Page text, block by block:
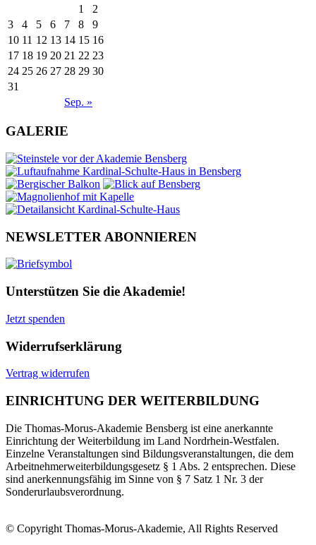
Sep. »
1
2
3
4 5 6 7 8
9
10 11 12 13 14 15 16
17 18 19 20 21 22 23
24 25 26 27 28 29 30
31
GALERIE
NEWSLETTER ABONNIEREN
Unterstützen Sie die Akademie!
Jetzt spenden
Widerrufserklärung
Vertrag widerrufen
EINRICHTUNG DER WEITERBILDUNG
Die Thomas-Morus-Akademie Bensberg ist eine anerkannte
Einrichtung der Weiterbildung im Land Nordrhein-Westfalen.
Einzelne Veranstaltungen sind Bildungsveranstaltungen, die dem
Arbeitnehmerweiterbildungsgesetz § 1 Abs. 2 entsprechen. Diese
sind anerkennungsfähig im Sinne von § 7 Satz 1 Nr. 3 der
Sonderurlaubsverordnung.
© Copyright Thomas-Morus-Akademie, All Rights Reserved